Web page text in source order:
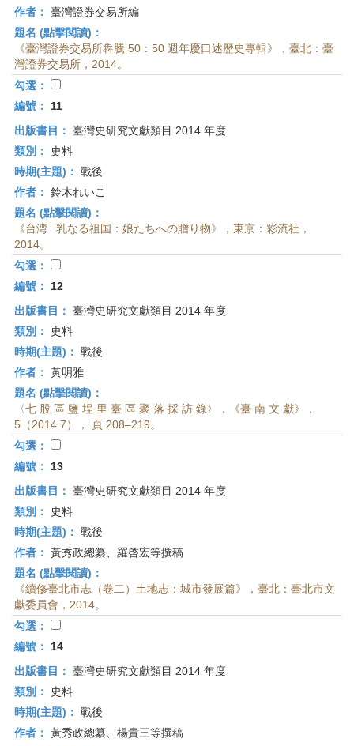
作者： 臺灣證券交易所編
題名 (點擊閱讀)：
《臺灣證券交易所犇騰 50：50 週年慶口述歷史專輯》，臺北：臺
灣證券交易所，2014。
勾選：
編號：
11
出版書目： 臺灣史研究文獻類目 2014 年度
類別：
史料
時期(主題)： 戰後
作者： 鈴木れいこ
題名 (點擊閱讀)：
《台湾 乳なる祖国：娘たちへの贈り物》，東京：彩流社，
2014。
勾選：
編號：
12
出版書目： 臺灣史研究文獻類目 2014 年度
類別：
史料
時期(主題)： 戰後
作者： 黃明雅
題名 (點擊閱讀)：
〈七 股 區 鹽 埕 里 臺 區 聚 落 採 訪 錄〉，《臺 南 文 獻》，
5（2014.7）， 頁 208–219。
勾選：
編號：
13
出版書目： 臺灣史研究文獻類目 2014 年度
類別：
史料
時期(主題)： 戰後
作者： 黃秀政總纂、羅啓宏等撰稿
題名 (點擊閱讀)：
《續修臺北市志（卷二）土地志：城市發展篇》，臺北：臺北市文
獻委員會，2014。
勾選：
編號：
14
出版書目： 臺灣史研究文獻類目 2014 年度
類別：
史料
時期(主題)： 戰後
作者： 黃秀政總纂、楊貴三等撰稿